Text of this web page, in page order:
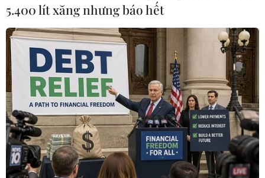
vànhững ý tưởng liên quan tại hội nghị thượng
đỉnh của tổ chức này vào đầu tháng12 tới.
Liên quan tình hình kinh tế Khu vực đồng euro,
Viện Tài chính Quốc tế (IIF)cùng ngày cho rằng
khu vực này đã rơi vào tình trạng suy thoái kinh
tế và tìnhhình đang xấu đi một cách nhanh
chóng.
Theo IIF, tình hình tại Khu vực đồng euro đang
khoét rộng thêm mức thâm hụtngân sách và
5.400 lít xăng nhưng báo hết